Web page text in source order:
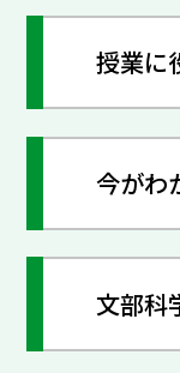
授業に
今がわ
文部科